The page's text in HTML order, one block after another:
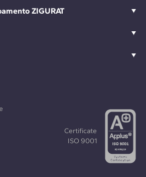
ZIGURAT
Certificate
ISO 9001